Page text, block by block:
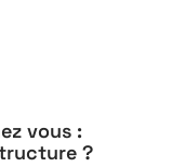
vous :
?